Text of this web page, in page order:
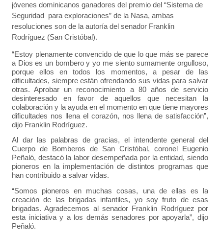
jóvenes dominicanos ganadores del premio del “Sistema de
Seguridad para exploraciones” de la Nasa, ambas
resoluciones son de la autoría del senador Franklin
Rodríguez (San Cristóbal).
“Estoy plenamente convencido de que lo que más se parece
a Dios es un bombero y yo me siento sumamente orgulloso,
porque ellos en todos los momentos, a pesar de las
dificultades, siempre están ofrendando sus vidas para salvar
otras. Aprobar un reconocimiento a 80 años de servicio
desinteresado en favor de aquellos que necesitan la
colaboración y la ayuda en el momento en que tiene mayores
dificultades nos llena el corazón, nos llena de satisfacción”,
dijo Franklin Rodríguez.
Al dar las palabras de gracias, el intendente general del
Cuerpo de Bomberos de San Cristóbal, coronel Eugenio
Peñaló, destacó la labor desempeñada por la entidad, siendo
pioneros en la implementación de distintos programas que
han contribuido a salvar vidas.
“Somos pioneros en muchas cosas, una de ellas es la
creación de las brigadas infantiles, yo soy fruto de esas
brigadas. Agradecemos al senador Franklin Rodríguez por
esta iniciativa y a los demás senadores por apoyarla”, dijo
Peñaló.